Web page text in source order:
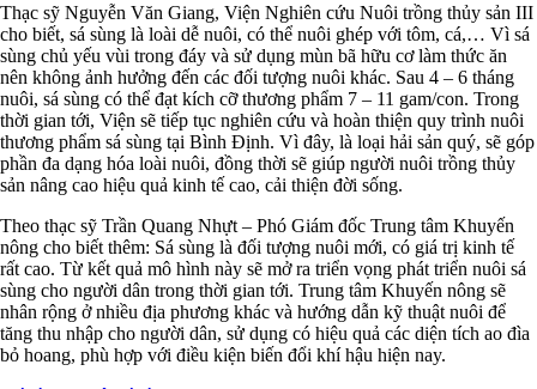
Thạc sỹ Nguyễn Văn Giang, Viện Nghiên cứu Nuôi trồng thủy sản III
cho biết, sá sùng là loài dễ nuôi, có thể nuôi ghép với tôm, cá,… Vì sá
sùng chủ yếu vùi trong đáy và sử dụng mùn bã hữu cơ làm thức ăn
nên không ảnh hưởng đến các đối tượng nuôi khác. Sau 4 – 6 tháng
nuôi, sá sùng có thể đạt kích cỡ thương phẩm 7 – 11 gam/con. Trong
thời gian tới, Viện sẽ tiếp tục nghiên cứu và hoàn thiện quy trình nuôi
thương phẩm sá sùng tại Bình Định. Vì đây, là loại hải sản quý, sẽ góp
phần đa dạng hóa loài nuôi, đồng thời sẽ giúp người nuôi trồng thủy
sản nâng cao hiệu quả kinh tế cao, cải thiện đời sống.
Theo thạc sỹ Trần Quang Nhựt – Phó Giám đốc Trung tâm Khuyến
nông cho biết thêm: Sá sùng là đối tượng nuôi mới, có giá trị kinh tế
rất cao. Từ kết quả mô hình này sẽ mở ra triển vọng phát triển nuôi sá
sùng cho người dân trong thời gian tới. Trung tâm Khuyến nông sẽ
nhân rộng ở nhiều địa phương khác và hướng dẫn kỹ thuật nuôi để
tăng thu nhập cho người dân, sử dụng có hiệu quả các diện tích ao đìa
bỏ hoang, phù hợp với điều kiện biến đổi khí hậu hiện nay.